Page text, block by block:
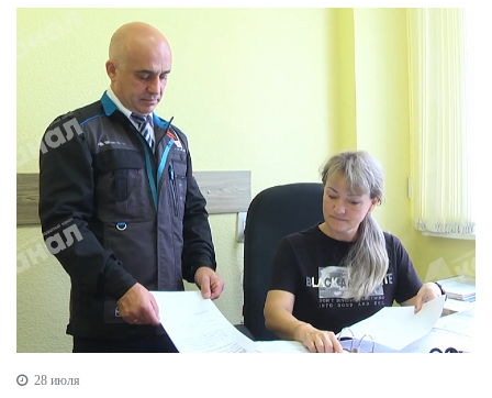
28 июля